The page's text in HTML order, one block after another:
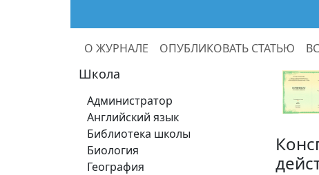
О ЖУРНАЛЕ ОПУБЛИКОВАТЬ СТАТЬЮ
Школа
Администратор
Английский язык
Библиотека школы
Биология
География